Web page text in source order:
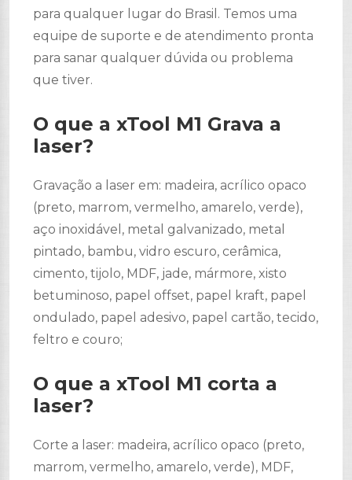
para qualquer lugar do Brasil. Temos uma
equipe de suporte e de atendimento pronta
para sanar qualquer dúvida ou problema
que tiver.
O que a xTool M1 Grava a
laser?
Gravação a laser em: madeira, acrílico opaco
(preto, marrom, vermelho, amarelo, verde),
aço inoxidável, metal galvanizado, metal
pintado, bambu, vidro escuro, cerâmica,
cimento, tijolo, MDF, jade, mármore, xisto
betuminoso, papel offset, papel kraft, papel
ondulado, papel adesivo, papel cartão, tecido,
feltro e couro;
O que a xTool M1 corta a
laser?
Corte a laser: madeira, acrílico opaco (preto,
marrom, vermelho, amarelo, verde), MDF,